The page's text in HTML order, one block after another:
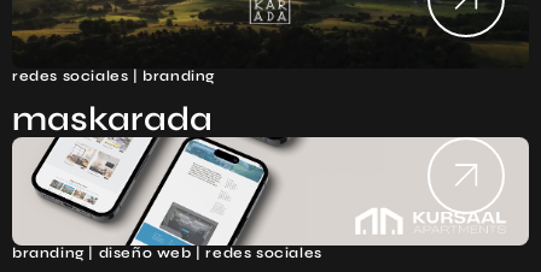
redes sociales | branding
maskarada
branding | diseño web | redes sociales